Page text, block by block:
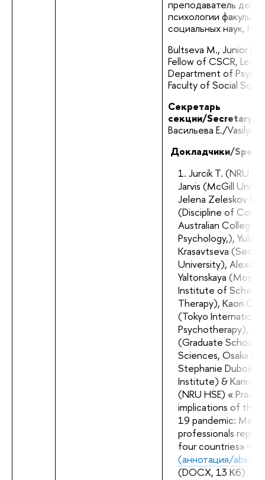
преподаватель
психологии
социальных наук,
Bultseva М., Junior
Fellow of CSCR,
Department of
Faculty of Social
Секретарь
секции/Secretary:
Васильева Е./
Докладчики/
Jurcik T. (NRU
Jarvis (McGill
Jelena Zeleskov
(Discipline of
Australian College
Psychology,), Yulia
Krasavtseva
University),
Yaltonskaya
Institute of Schema
Therapy), Kaori
(Tokyo International
Psychotherapy),
(Graduate School
Sciences, Osaka
Stephanie Dubois
Institute) & Karina
(NRU HSE) «
implications of the
19 pandemic:
professionals
four countries»
(аннотация/
(DOCX, 13 Кб)